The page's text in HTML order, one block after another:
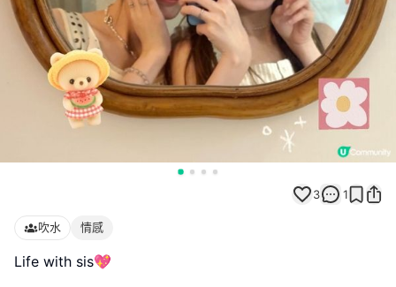
3 1
吹水 情感
Life with sis💖